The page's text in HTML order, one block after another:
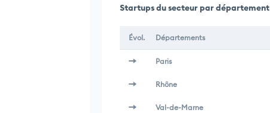
Startups du secteur par département
Évol. Départements
Paris
Rhône
Val-de-Marne